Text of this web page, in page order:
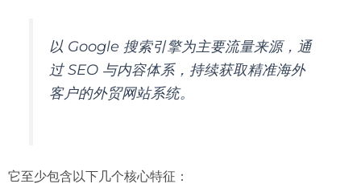
以 Google 搜索引擎为主要流量来源，通
过 SEO 与内容体系，持续获取精准海外
客户的外贸网站系统。
它至少包含以下几个核心特征：